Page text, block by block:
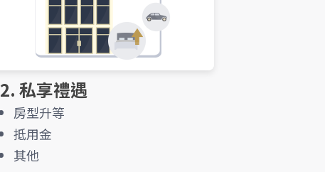
2. 私享禮遇
房型升等
抵用金
其他